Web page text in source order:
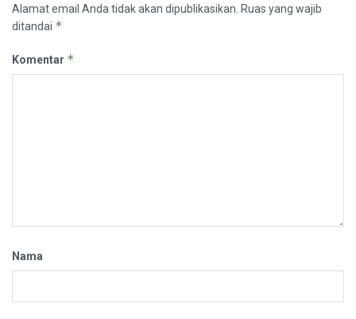
Alamat email Anda tidak akan dipublikasikan. Ruas yang wajib
ditandai *
Komentar *
Nama